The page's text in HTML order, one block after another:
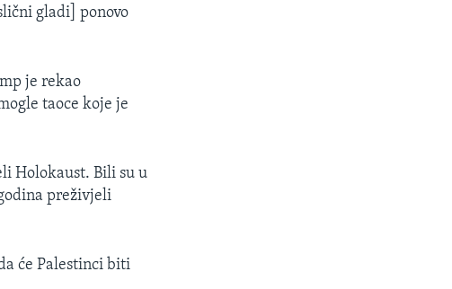
gladi] ponovo
je rekao
taoce koje je
Holokaust. Bili su u
preživjeli
će Palestinci biti